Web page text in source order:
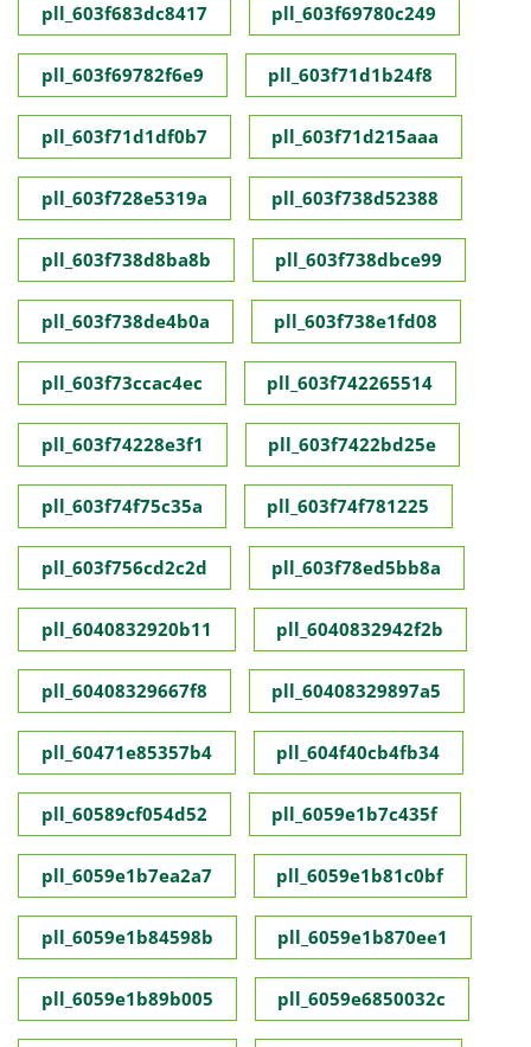
pll_603f683dc8417 pll_603f69780c249
pll_603f69782f6e9 pll_603f71d1b24f8
pll_603f71d1df0b7 pll_603f71d215aaa
pll_603f728e5319a pll_603f738d52388
pll_603f738d8ba8b pll_603f738dbce99
pll_603f738de4b0a pll_603f738e1fd08
pll_603f73ccac4ec pll_603f742265514
pll_603f74228e3f1 pll_603f7422bd25e
pll_603f74f75c35a pll_603f74f781225
pll_603f756cd2c2d pll_603f78ed5bb8a
pll_6040832920b11 pll_6040832942f2b
pll_60408329667f8 pll_60408329897a5
pll_60471e85357b4 pll_604f40cb4fb34
pll_60589cf054d52 pll_6059e1b7c435f
pll_6059e1b7ea2a7 pll_6059e1b81c0bf
pll_6059e1b84598b pll_6059e1b870ee1
pll_6059e1b89b005 pll_6059e6850032c